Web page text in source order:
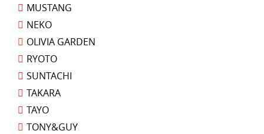
MUSTANG
NEKO
OLIVIA GARDEN
RYOTO
SUNTACHI
TAKARA
TAYO
TONY&GUY